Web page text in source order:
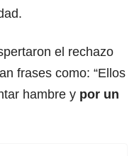
el rechazo
frases como: “Ellos
hambre y por un